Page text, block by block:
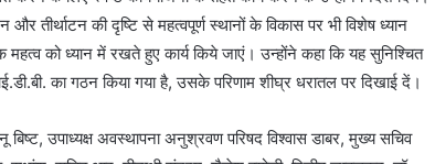
तीर्थाटन की दृष्टि से महत्वपूर्ण स्थानों के विकास पर भी विशेष ध्यान
महत्व को ध्यान में रखते हुए कार्य किये जाएं। उन्होंने कहा कि यह सुनिश्चित
का गठन किया गया है, उसके परिणाम शीघ्र धरातल पर दिखाई दें।
उपाध्यक्ष अवस्थापना अनुश्रवण परिषद विश्वास डाबर, मुख्य सचिव